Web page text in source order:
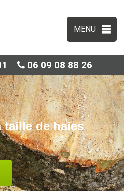
MENU
06 09 08 88 26
taille de haies